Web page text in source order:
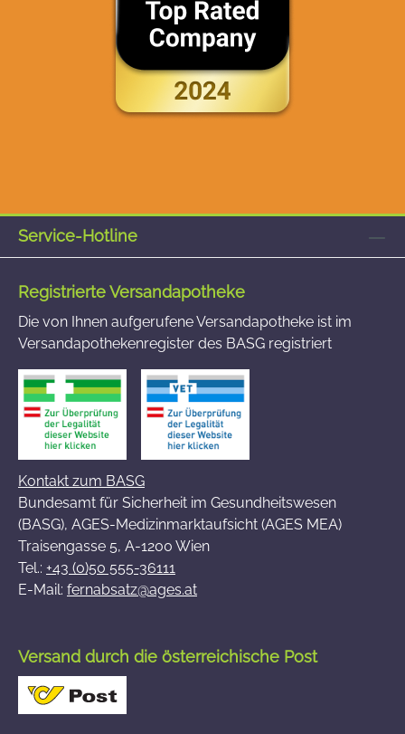
Service-Hotline
Registrierte Versandapotheke
Die von Ihnen aufgerufene Versandapotheke ist im
Versandapothekenregister des BASG registriert
Kontakt zum BASG
Bundesamt für Sicherheit im Gesundheitswesen
(BASG), AGES-Medizinmarktaufsicht (AGES MEA)
Traisengasse 5, A-1200 Wien
Tel.: +43 (0)50 555-36111
E-Mail: fernabsatz@ages.at
Versand durch die österreichische Post